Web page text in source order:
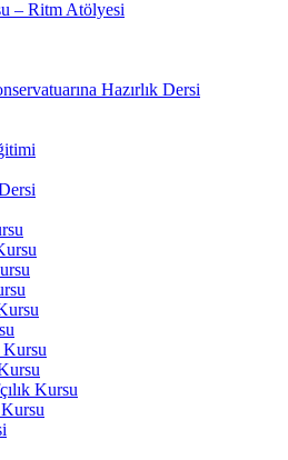
– Ritm Atölyesi
Hazırlık Dersi
Kursu